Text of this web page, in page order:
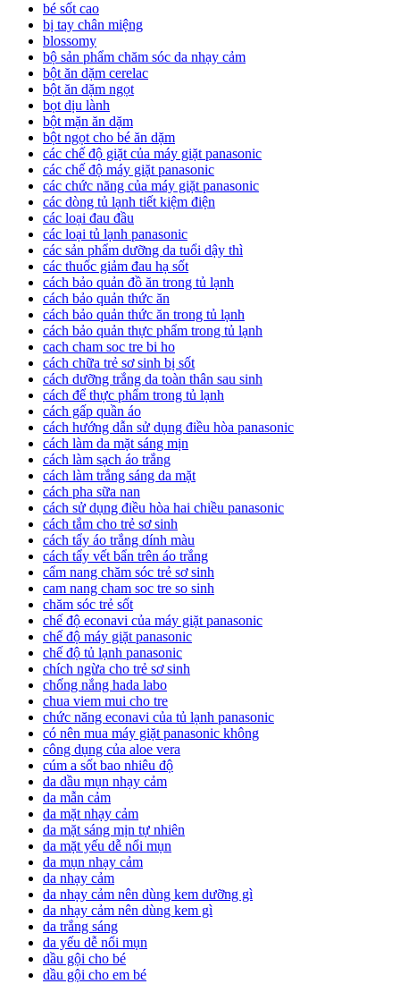
bé sốt cao
bị tay chân miệng
blossomy
bộ sản phẩm chăm sóc da nhạy cảm
bột ăn dặm cerelac
bột ăn dặm ngọt
bọt dịu lành
bột mặn ăn dặm
bột ngọt cho bé ăn dặm
các chế độ giặt của máy giặt panasonic
các chế độ máy giặt panasonic
các chức năng của máy giặt panasonic
các dòng tủ lạnh tiết kiệm điện
các loại đau đầu
các loại tủ lạnh panasonic
các sản phẩm dưỡng da tuổi dậy thì
các thuốc giảm đau hạ sốt
cách bảo quản đồ ăn trong tủ lạnh
cách bảo quản thức ăn
cách bảo quản thức ăn trong tủ lạnh
cách bảo quản thực phẩm trong tủ lạnh
cach cham soc tre bi ho
cách chữa trẻ sơ sinh bị sốt
cách dưỡng trắng da toàn thân sau sinh
cách để thực phẩm trong tủ lạnh
cách gấp quần áo
cách hướng dẫn sử dụng điều hòa panasonic
cách làm da mặt sáng mịn
cách làm sạch áo trắng
cách làm trắng sáng da mặt
cách pha sữa nan
cách sử dụng điều hòa hai chiều panasonic
cách tắm cho trẻ sơ sinh
cách tẩy áo trắng dính màu
cách tẩy vết bẩn trên áo trắng
cẩm nang chăm sóc trẻ sơ sinh
cam nang cham soc tre so sinh
chăm sóc trẻ sốt
chế độ econavi của máy giặt panasonic
chế độ máy giặt panasonic
chế độ tủ lạnh panasonic
chích ngừa cho trẻ sơ sinh
chống nắng hada labo
chua viem mui cho tre
chức năng econavi của tủ lạnh panasonic
có nên mua máy giặt panasonic không
công dụng của aloe vera
cúm a sốt bao nhiêu độ
da dầu mụn nhạy cảm
da mẫn cảm
da mặt nhạy cảm
da mặt sáng mịn tự nhiên
da mặt yếu dễ nổi mụn
da mụn nhạy cảm
da nhạy cảm
da nhạy cảm nên dùng kem dưỡng gì
da nhạy cảm nên dùng kem gì
da trắng sáng
da yếu dễ nổi mụn
dầu gội cho bé
dầu gội cho em bé